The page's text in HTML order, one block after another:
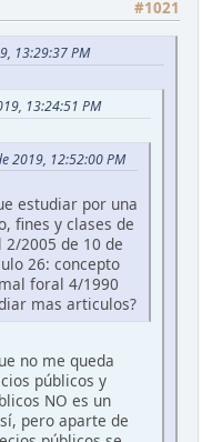
#1021
13:29:37 PM
13:24:51 PM
2019, 12:52:00 PM
estudiar por una
fines y clases de
2005 de 10 de
26: concepto
foral 4/1990
mas articulos?
no me queda
públicos y
NO es un
pero aparte de